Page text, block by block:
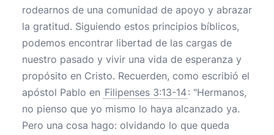
rodearnos de una comunidad de apoyo y abrazar
la gratitud. Siguiendo estos principios bíblicos,
podemos encontrar libertad de las cargas de
nuestro pasado y vivir una vida de esperanza y
propósito en Cristo. Recuerden, como escribió el
apóstol Pablo en Filipenses 3:13-14: "Hermanos,
no pienso que yo mismo lo haya alcanzado ya.
Pero una cosa hago: olvidando lo que queda